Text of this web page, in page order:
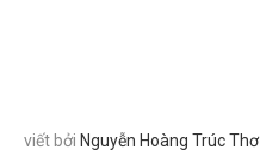
viết bởi Nguyễn Hoàng Trúc Thơ